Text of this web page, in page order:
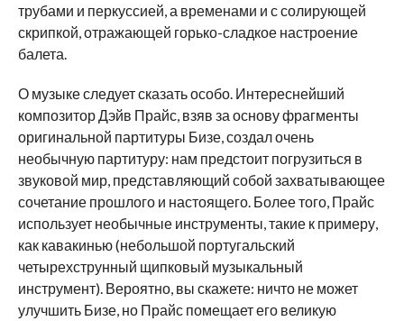
трубами и перкуссией, а временами и с солирующей
скрипкой, отражающей горько-сладкое настроение
балета.
О музыке следует сказать особо. Интереснейший
композитор Дэйв Прайс, взяв за основу фрагменты
оригинальной партитуры Бизе, создал очень
необычную партитуру: нам предстоит погрузиться в
звуковой мир, представляющий собой захватывающее
сочетание прошлого и настоящего. Более того, Прайс
использует необычные инструменты, такие к примеру,
как кавакинью (небольшой португальский
четырехструнный щипковый музыкальный
инструмент). Вероятно, вы скажете: ничто не может
улучшить Бизе, но Прайс помещает его великую